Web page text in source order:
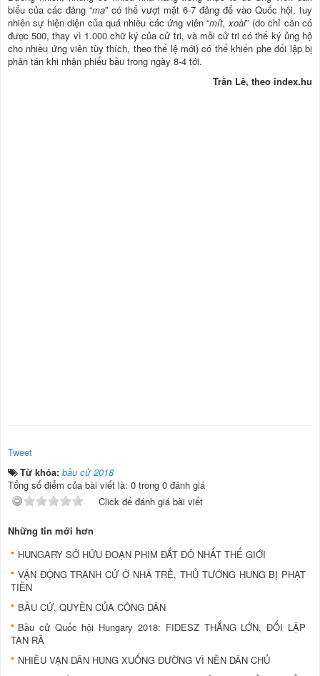
biểu của các đảng “ma” có thể vượt mặt 6-7 đảng để vào Quốc hội, tuy
nhiên sự hiện diện của quá nhiều các ứng viên “mít, xoài” (do chỉ cần có
được 500, thay vì 1.000 chữ ký của cử tri, và mỗi cử tri có thể ký ủng hộ
cho nhiều ứng viên tùy thích, theo thể lệ mới) có thể khiến phe đối lập bị
phân tán khi nhận phiếu bầu trong ngày 8-4 tới.
Trần Lê, theo index.hu
Tweet
Từ khóa: bầu cử 2018
Tổng số điểm của bài viết là: 0 trong 0 đánh giá
Click để đánh giá bài viết
Những tin mới hơn
HUNGARY SỞ HỮU ĐOẠN PHIM ĐẮT ĐỎ NHẤT THẾ GIỚI
VẬN ĐỘNG TRANH CỬ Ở NHÀ TRẺ, THỦ TƯỚNG HUNG BỊ PHẠT
TIỀN
BẦU CỬ, QUYỀN CỦA CÔNG DÂN
Bầu cử Quốc hội Hungary 2018: FIDESZ THẮNG LỚN, ĐỐI LẬP
TAN RÃ
NHIỀU VẠN DÂN HUNG XUỐNG ĐƯỜNG VÌ NỀN DÂN CHỦ